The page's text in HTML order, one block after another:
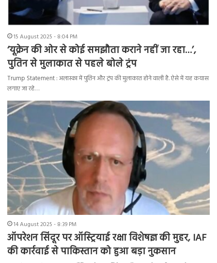
15 August 2025 - 8:04 PM
‘यूक्रेन की ओर से कोई समझौता कराने नहीं जा रहा…’,
पुतिन से मुलाकात से पहले बोले ट्रंप
Trump Statement : अलास्का में पुतिन और ट्रंप की मुलाकात होने वाली है. ऐसे में यह कयास
लगाए जा रहे…
14 August 2025 - 8:39 PM
ऑपरेशन सिंदूर पर ऑस्ट्रियाई रक्षा विशेषज्ञ की मुहर, IAF
की कार्रवाई से पाकिस्तान को हुआ बड़ा नुकसान